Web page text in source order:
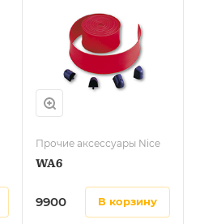
Прочие аксессуары Nice
WA6
9900 в корзину